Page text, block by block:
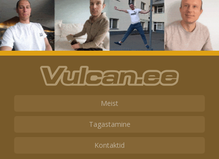
Meist
Tagastamine
Kontaktid